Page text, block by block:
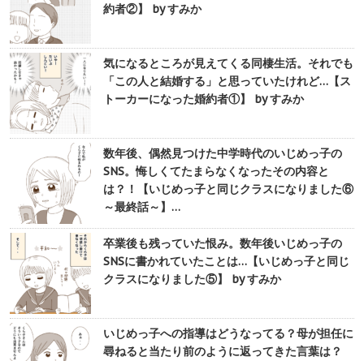
約者②】 by すみか
気になるところが見えてくる同棲生活。それでも
「この人と結婚する」と思っていたけれど…【ス
トーカーになった婚約者①】 by すみか
数年後、偶然見つけた中学時代のいじめっ子の
SNS。悔しくてたまらなくなったその内容と
は？！【いじめっ子と同じクラスになりました⑥
～最終話～】…
卒業後も残っていた恨み。数年後いじめっ子の
SNSに書かれていたことは…【いじめっ子と同じ
クラスになりました⑤】 by すみか
いじめっ子への指導はどうなってる？母が担任に
尋ねると当たり前のように返ってきた言葉は？